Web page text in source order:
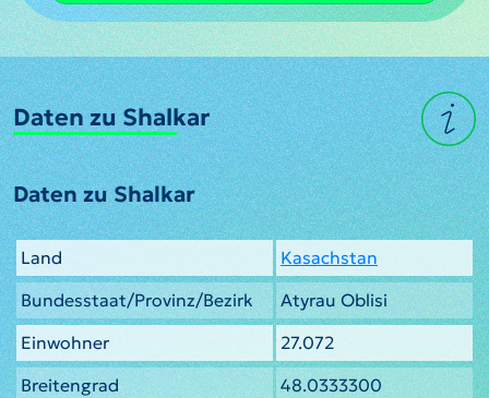
Daten zu Shalkar
Daten zu Shalkar
Land
Kasachstan
Bundesstaat/Provinz/Bezirk
Atyrau Oblisi
Einwohner
27.072
Breitengrad
48.0333300